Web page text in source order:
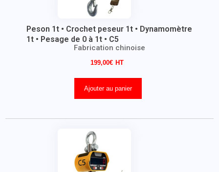
Peson 1t • Crochet peseur 1t • Dynamomètre
1t • Pesage de 0 à 1t • C5
Fabrication chinoise
199,00€
Ajouter au panier